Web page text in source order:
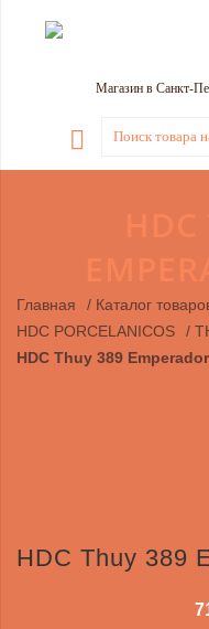
Магазин в Санкт-
Главная / Каталог
HDC PORCELANICOS
/
HDC Thuy 389
HDC Thuy 389